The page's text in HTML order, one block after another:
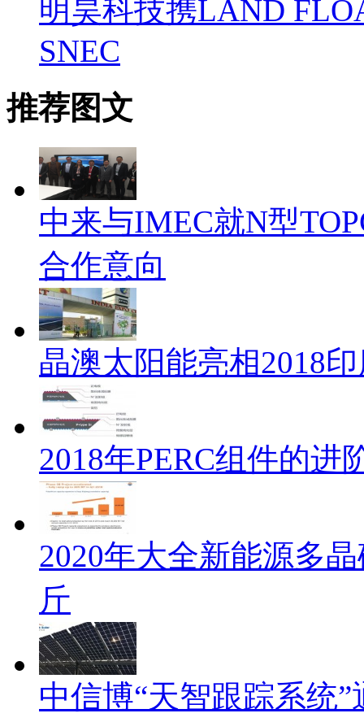
明昊科技携LAND
SNEC
推荐图文
中来与IMEC就N型
合作意向
晶澳太阳能亮相2018
2018年PERC组件的进
2020年大全新能源多
斤
中信博“天智跟踪系统